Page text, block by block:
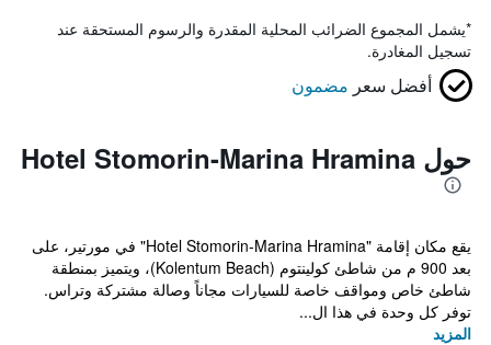
*يشمل المجموع الضرائب المحلية المقدرة والرسوم المستحقة عند
تسجيل المغادرة.
أفضل سعر مضمون
حول Hotel Stomorin-Marina Hramina
يقع مكان إقامة "Hotel Stomorin-Marina Hramina" في مورتير، على
بعد 900 م من شاطئ كولينتوم (Kolentum Beach)، ويتميز بمنطقة
شاطئ خاص ومواقف خاصة للسيارات مجاناً وصالة مشتركة وتراس.
توفر كل وحدة في هذا ال...
المزيد